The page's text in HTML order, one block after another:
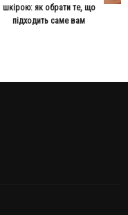
шкірою: як обрати те, що
підходить саме вам